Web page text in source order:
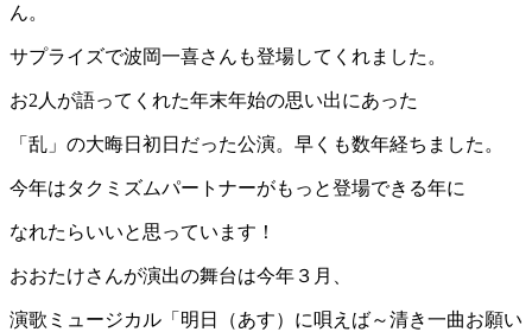
ん。
サプライズで波岡一喜さんも登場してくれました。
お2人が語ってくれた年末年始の思い出にあった
「乱」の大晦日初日だった公演。早くも数年経ちました。
今年はタクミズムパートナーがもっと登場できる年に
なれたらいいと思っています！
おおたけさんが演出の舞台は今年３月、
演歌ミュージカル「明日（あす）に唄えば～清き一曲お願い